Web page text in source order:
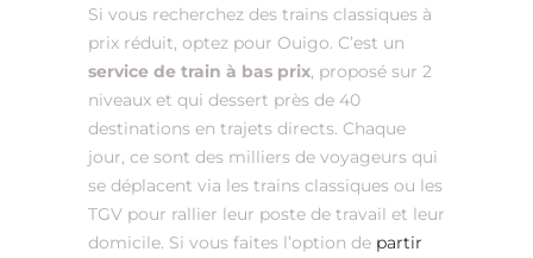
Si vous recherchez des trains classiques à
prix réduit, optez pour Ouigo. C’est un
service de train à bas prix, proposé sur 2
niveaux et qui dessert près de 40
destinations en trajets directs. Chaque
jour, ce sont des milliers de voyageurs qui
se déplacent via les trains classiques ou les
TGV pour rallier leur poste de travail et leur
domicile. Si vous faites l’option de partir